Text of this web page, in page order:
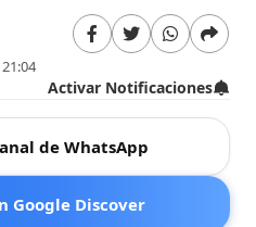
Activar Notificaciones
de WhatsApp
Google Discover